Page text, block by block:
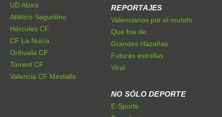
UD Alzira
Atlético Saguntino
Hércules CF
CF La Nucía
Orihuela CF
Torrent CF
Valencia CF Mestalla
REPORTAJES
Valencianos por el mundo
Qué fue de...
Grandes Hazañas
Futuras estrellas
Viral
NO SÓLO DEPORTE
E-Sports